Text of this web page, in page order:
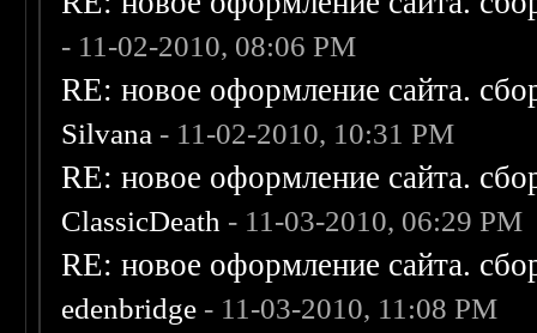
- 11-02-2010, 08:06 PM
RE: новое оформление сайта.
Silvana - 11-02-2010, 10:31 PM
RE: новое оформление сайта.
ClassicDeath - 11-03-2010, 06:29 PM
RE: новое оформление сайта.
edenbridge - 11-03-2010, 11:08 PM